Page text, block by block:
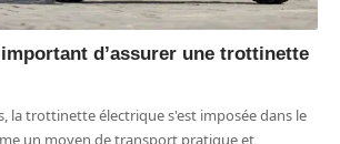
d’assurer une trottinette
la trottinette électrique s'est imposée dans le
un moyen de transport pratique et